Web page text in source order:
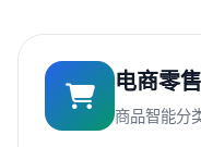
电商零售
商品智能分